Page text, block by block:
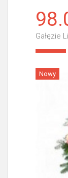
Gałęzie
Nowy